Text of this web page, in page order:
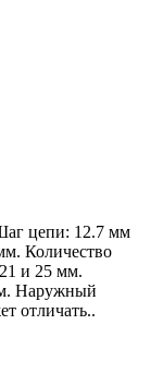
цепи: 12.7 мм
Количество
и 25 мм.
Наружный
отличать..